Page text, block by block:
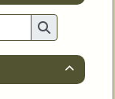
